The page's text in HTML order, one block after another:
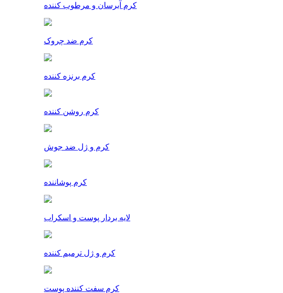
کرم آبرسان و مرطوب کننده
کرم ضد چروک
کرم برنزه کننده
کرم روشن کننده
کرم و ژل ضد جوش
کرم پوشاننده
لایه بردار پوست و اسکراب
کرم و ژل ترمیم کننده
کرم سفت کننده پوست